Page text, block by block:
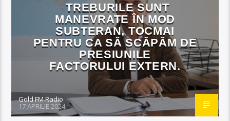
TREBURILE SUNT
MANEVRATE ÎN MOD
SUBTERAN, TOCMAI
PENTRU CA SĂ SCĂPĂM DE
PRESIUNILE
FACTORULUI EXTERN.
Gold FM Radio
17 APRILIE 2024